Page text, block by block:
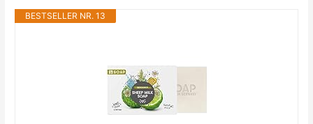
BESTSELLER NR. 13